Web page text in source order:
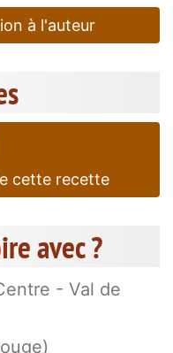
à l'auteur
cette recette
avec ?
- Val de